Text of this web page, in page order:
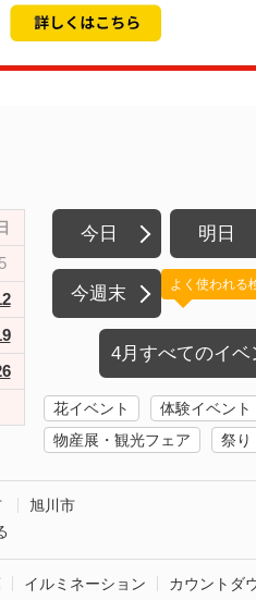
今日 明日
今週末
4月すべてのイベ
よく使われる
花イベント
体験イベント
物産展・観光フェア
祭り
旭川市
イルミネーション カウントダ